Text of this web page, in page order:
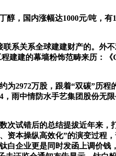
，国内涨幅达1000元/吨，有
系关系全球建建财产的。外
建建的幕墙粉饰范畴来历：《
2972万股，跟着“双碳”历程
雨中情防水手艺集团股份无
试错后的总结提拔近年来，
资本操纵高效化”的演变过程
白企业更是同时发函上调价钱